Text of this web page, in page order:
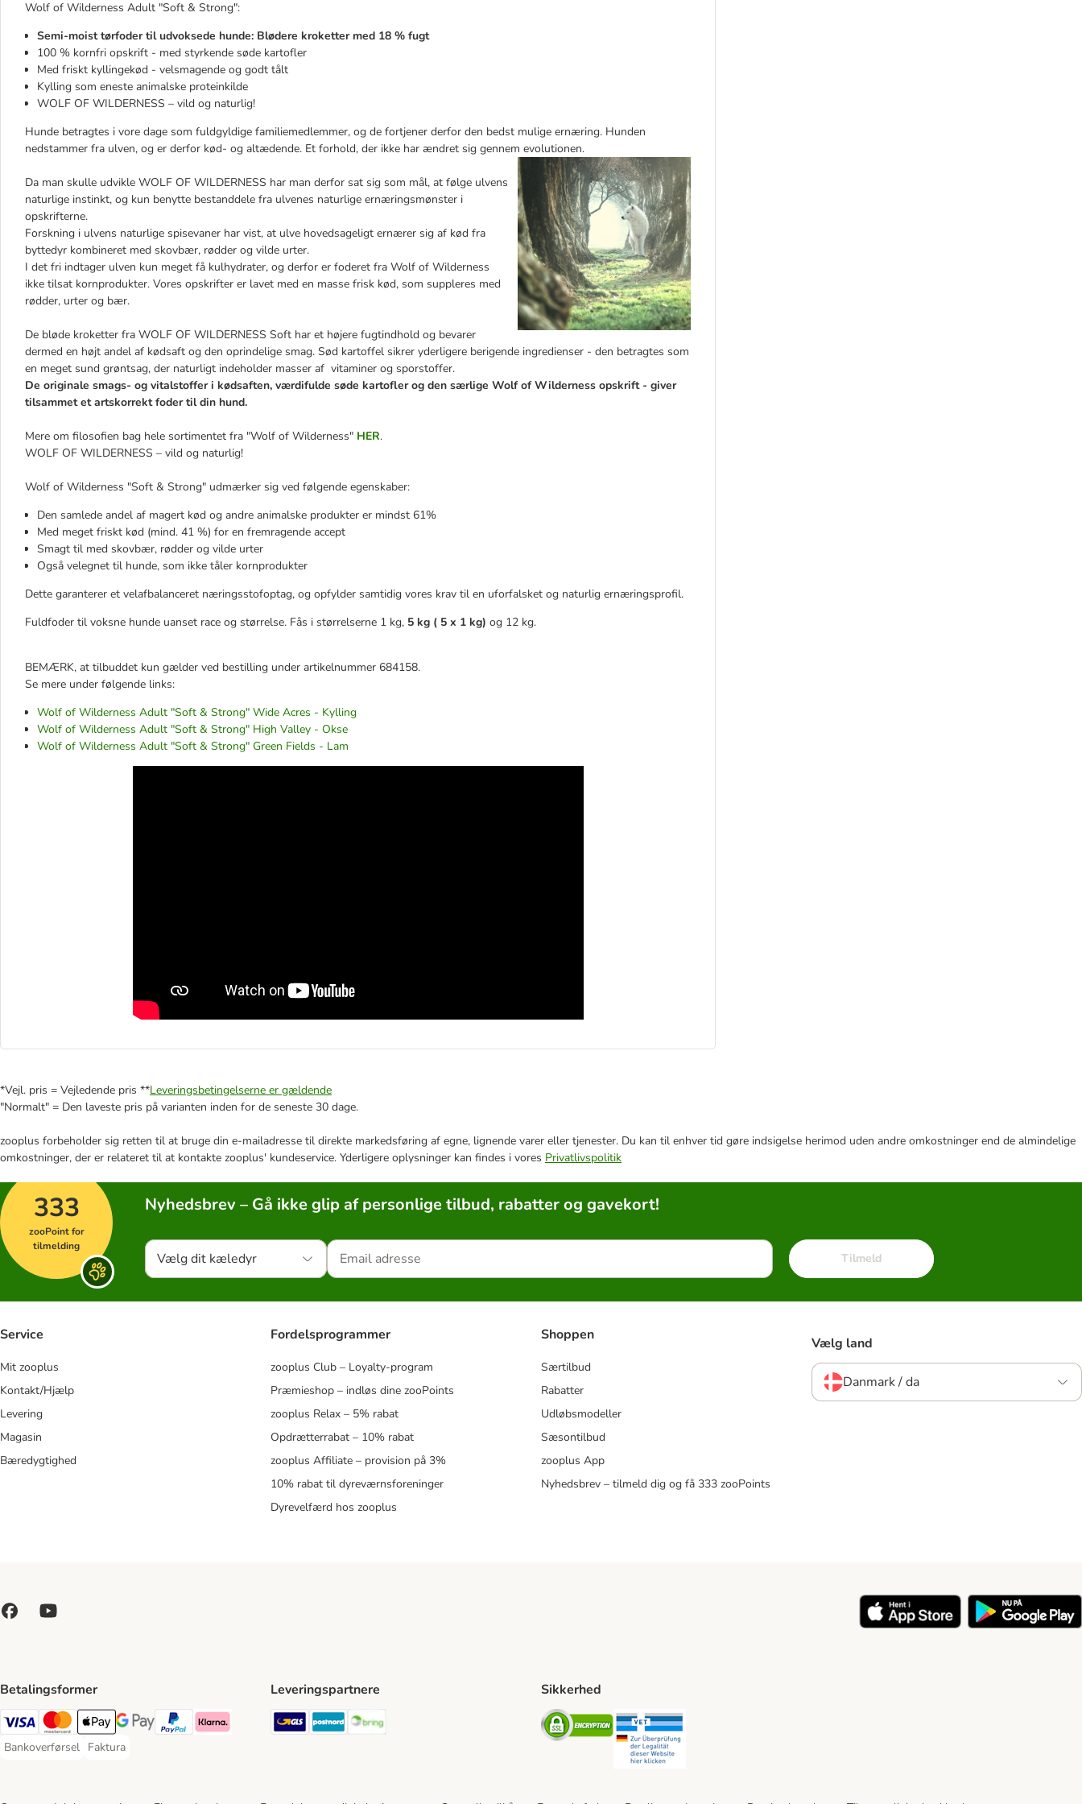
Wolf of Wilderness Adult "Soft & Strong":
Semi-moist tørfoder til udvoksede hunde: Blødere kroketter med 18 % fugt
100 % kornfri opskrift - med styrkende søde kartofler
Med friskt kyllingekød - velsmagende og godt tålt
Kylling som eneste animalske proteinkilde
WOLF OF WILDERNESS – vild og naturlig!
Hunde betragtes i vore dage som fuldgyldige familiemedlemmer, og de fortjener derfor den bedst mulige ernæring. Hunden
nedstammer fra ulven, og er derfor kød- og altædende. Et forhold, der ikke har ændret sig gennem evolutionen.
Da man skulle udvikle WOLF OF WILDERNESS har man derfor sat sig som mål, at følge ulvens
naturlige instinkt, og kun benytte bestanddele fra ulvenes naturlige ernæringsmønster i
opskrifterne.
Forskning i ulvens naturlige spisevaner har vist, at ulve hovedsageligt ernærer sig af kød fra
byttedyr kombineret med skovbær, rødder og vilde urter.
I det fri indtager ulven kun meget få kulhydrater, og derfor er foderet fra Wolf of Wilderness
ikke tilsat kornprodukter. Vores opskrifter er lavet med en masse frisk kød, som suppleres med
rødder, urter og bær.
De bløde kroketter fra WOLF OF WILDERNESS Soft har et højere fugtindhold og bevarer
dermed en højt andel af kødsaft og den oprindelige smag. Sød kartoffel sikrer yderligere berigende ingredienser - den betragtes som
en meget sund grøntsag, der naturligt indeholder masser af vitaminer og sporstoffer.
De originale smags- og vitalstoffer i kødsaften, værdifulde søde kartofler og den særlige Wolf of Wilderness opskrift - giver
tilsammet et artskorrekt foder til din hund.
Mere om filosofien bag hele sortimentet fra "Wolf of Wilderness" HER.
WOLF OF WILDERNESS – vild og naturlig!
Wolf of Wilderness "Soft & Strong" udmærker sig ved følgende egenskaber:
Den samlede andel af magert kød og andre animalske produkter er mindst 61%
Med meget friskt kød (mind. 41 %) for en fremragende accept
Smagt til med skovbær, rødder og vilde urter
Også velegnet til hunde, som ikke tåler kornprodukter
Dette garanterer et velafbalanceret næringsstofoptag, og opfylder samtidig vores krav til en uforfalsket og naturlig ernæringsprofil.
Fuldfoder til voksne hunde uanset race og størrelse. Fås i størrelserne 1 kg, 5 kg ( 5 x 1 kg) og 12 kg.
BEMÆRK, at tilbuddet kun gælder ved bestilling under artikelnummer 684158.
Se mere under følgende links:
Wolf of Wilderness Adult "Soft & Strong" Wide Acres - Kylling
Wolf of Wilderness Adult "Soft & Strong" High Valley - Okse
Wolf of Wilderness Adult "Soft & Strong" Green Fields - Lam
*Vejl. pris = Vejledende pris **Leveringsbetingelserne er gældende
"Normalt" = Den laveste pris på varianten inden for de seneste 30 dage.
zooplus forbeholder sig retten til at bruge din e-mailadresse til direkte markedsføring af egne, lignende varer eller tjenester. Du kan til enhver tid gøre indsigelse herimod uden andre omkostninger end de almindelige
omkostninger, der er relateret til at kontakte zooplus' kundeservice. Yderligere oplysninger kan findes i vores Privatlivspolitik
333
zooPoint for
tilmelding
Nyhedsbrev – Gå ikke glip af personlige tilbud, rabatter og gavekort!
Vælg dit kæledyr Tilmeld
Service
Mit zooplus
Kontakt/Hjælp
Levering
Magasin
Bæredygtighed
Fordelsprogrammer
zooplus Club – Loyalty-program
Præmieshop – indløs dine zooPoints
zooplus Relax – 5% rabat
Opdrætterrabat – 10% rabat
zooplus Affiliate – provision på 3%
10% rabat til dyreværnsforeninger
Dyrevelfærd hos zooplus
Shoppen
Særtilbud
Rabatter
Udløbsmodeller
Sæsontilbud
zooplus App
Nyhedsbrev – tilmeld dig og få 333 zooPoints
Vælg land
Danmark / da
Betalingsformer
VISA Payment Method
Mastercard Payment Method
Apply pay Payment Method
Google Pay Payment Method
paypal Payment Method
Klarna Payment Method
Bankoverførsel
Bankoverførsel Payment Method
Faktura
Faktura Payment Method
Leveringspartnere
GLS Shipping Method
Postnord Shipping Method
Sikkerhed
Security